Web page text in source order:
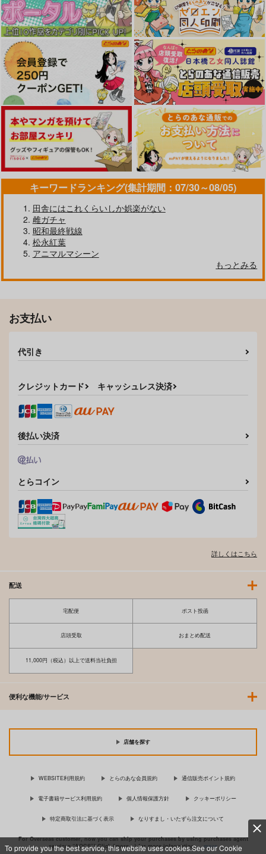
To provide you the best service, this website uses cookies.See our Cookie
キーワードランキング(集計期間：07/30～08/05)
田舎にはこれくらいしか娯楽がない
雌ガチャ
昭和最終戦線
松永紅葉
アニマルマシーン
もっとみる
お支払い
代引き
クレジットカード キャッシュレス決済
後払い決済
とらコイン
詳しくはこちら
配送
宅配便 ポスト投函
店頭受取 おまとめ配送
11,000円（税込）以上で送料当社負担
便利な機能/サービス
店舗を探す
WEBSITE利用規約 とらのあな会員規約 通信販売ポイント規約
電子書籍サービス利用規約 個人情報保護方針 クッキーポリシー
特定商取引法に基づく表示 なりすまし・いたずら注文について
For Overseas customer, now you can ship your purchases by using purchases agent
services “AOCS”! Click {more…} for more information …more